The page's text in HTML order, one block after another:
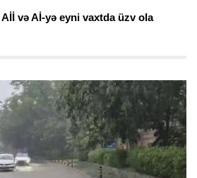
və Aİ-yə eyni vaxtda üzv ola